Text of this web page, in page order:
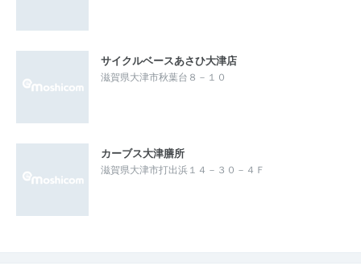
サイクルベースあさひ大津店
滋賀県大津市秋葉台８－１０
カーブス大津膳所
滋賀県大津市打出浜１４－３０－４Ｆ